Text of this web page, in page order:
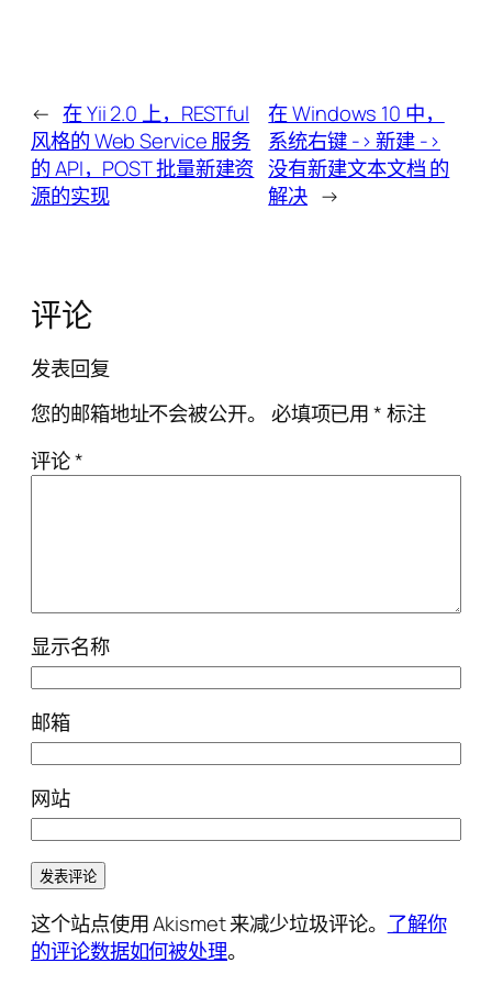
← 在 Yii 2.0 上，RESTful
风格的 Web Service 服务
的 API，POST 批量新建资
源的实现
在 Windows 10 中，
系统右键 -> 新建 ->
没有新建文本文档 的
解决 →
评论
发表回复
您的邮箱地址不会被公开。 必填项已用*标注
评论*
显示名称
邮箱
网站
这个站点使用 Akismet 来减少垃圾评论。 了解你
的评论数据如何被处理。